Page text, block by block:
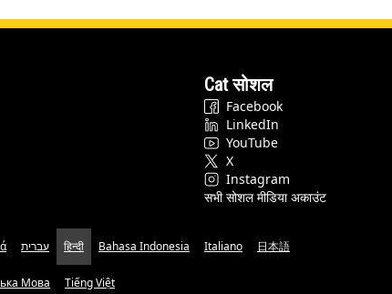
Cat सोशल
Facebook
LinkedIn
YouTube
X
Instagram
सभी सोशल मीडिया अकाउंट
עברית हिन्दी Bahasa Indonesia Italiano 日本語
Мова Tiếng Việt